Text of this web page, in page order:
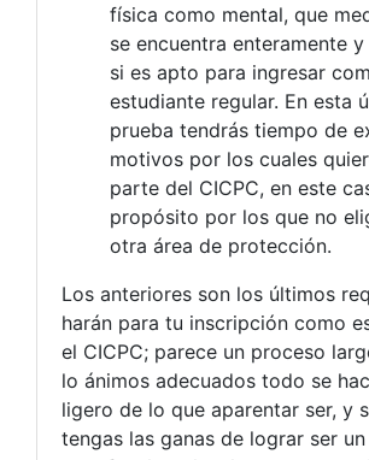
física como mental, que
se encuentra enteramente
si es apto para ingresar
estudiante regular. En esta
prueba tendrás tiempo de
motivos por los cuales
parte del CICPC, en este
propósito por los que no
otra área de protección.
Los anteriores son los últimos
harán para tu inscripción como
el CICPC; parece un proceso
lo ánimos adecuados todo se
ligero de lo que aparentar ser, y
tengas las ganas de lograr ser